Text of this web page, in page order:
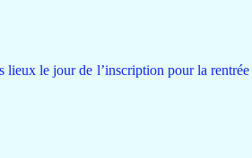
le jour de l’inscription pour la